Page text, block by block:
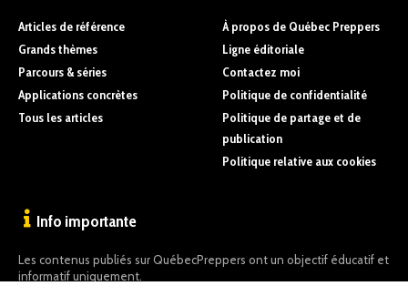
Articles de référence
Grands thèmes
Parcours & séries
Applications concrètes
Tous les articles
À propos de Québec Preppers
Ligne éditoriale
Contactez moi
Politique de confidentialité
Politique de partage et de
publication
Politique relative aux cookies
Info importante
Les contenus publiés sur QuébecPreppers ont un objectif éducatif et
informatif uniquement.